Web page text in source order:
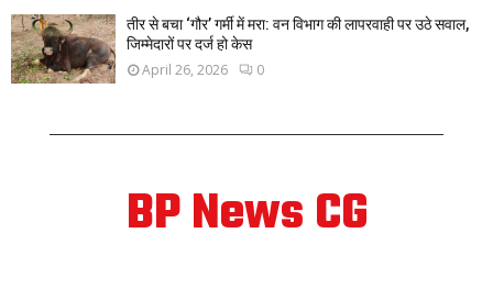
तीर से बचा ‘गौर’ गर्मी में मरा: वन विभाग की लापरवाही पर उठे सवाल,
जिम्मेदारों पर दर्ज हो केस
April 26, 2026 0
BP News CG